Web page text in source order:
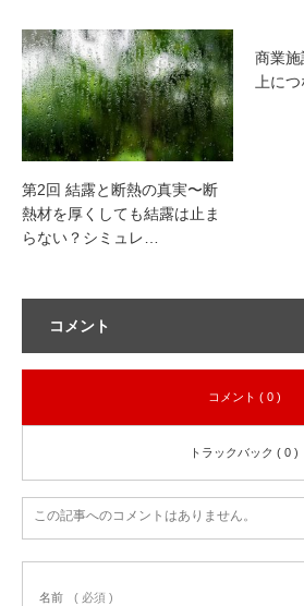
第2回 結露と断熱の真実〜断
熱材を厚くしても結露は止ま
らない？シミュレ…
商業
上に
コメント
コメント ( 0 )
トラックバック ( 0 )
この記事へのコメントはありません。
名前 ( 必須 )